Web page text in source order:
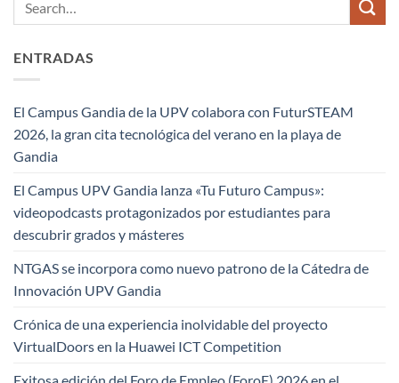
ENTRADAS
El Campus Gandia de la UPV colabora con FuturSTEAM
2026, la gran cita tecnológica del verano en la playa de
Gandia
El Campus UPV Gandia lanza «Tu Futuro Campus»:
videopodcasts protagonizados por estudiantes para
descubrir grados y másteres
NTGAS se incorpora como nuevo patrono de la Cátedra de
Innovación UPV Gandia
Crónica de una experiencia inolvidable del proyecto
VirtualDoors en la Huawei ICT Competition